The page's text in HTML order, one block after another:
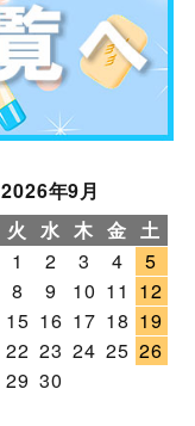
2026年9月
火 水 木 金 土
1
2 3 4
5
8 9 10 11 12
15 16 17 18 19
22 23 24 25 26
29 30